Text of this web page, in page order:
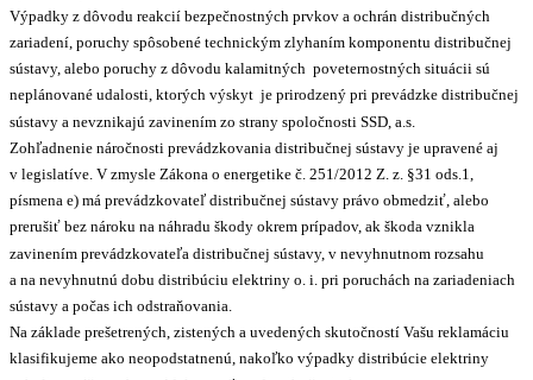
Výpadky z dôvodu reakcií bezpečnostných prvkov a ochrán distribučných
zariadení, poruchy spôsobené technickým zlyhaním komponentu distribučnej
sústavy, alebo poruchy z dôvodu kalamitných poveternostných situácii sú
neplánované udalosti, ktorých výskyt je prirodzený pri prevádzke distribučnej
sústavy a nevznikajú zavinením zo strany spoločnosti SSD, a.s.
Zohľadnenie náročnosti prevádzkovania distribučnej sústavy je upravené aj
v legislatíve. V zmysle Zákona o energetike č. 251/2012 Z. z. §31 ods.1,
písmena e) má prevádzkovateľ distribučnej sústavy právo obmedziť, alebo
prerušiť bez nároku na náhradu škody okrem prípadov, ak škoda vznikla
zavinením prevádzkovateľa distribučnej sústavy, v nevyhnutnom rozsahu
a na nevyhnutnú dobu distribúciu elektriny o. i. pri poruchách na zariadeniach
sústavy a počas ich odstraňovania.
Na základe prešetrených, zistených a uvedených skutočností Vašu reklamáciu
klasifikujeme ako neopodstatnenú, nakoľko výpadky distribúcie elektriny